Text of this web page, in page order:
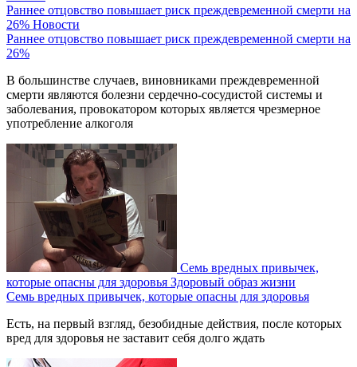
Раннее отцовство повышает риск преждевременной смерти на
26% Новости
Раннее отцовство повышает риск преждевременной смерти на
26%
В большинстве случаев, виновниками преждевременной
смерти являются болезни сердечно-сосудистой системы и
заболевания, провокатором которых является чрезмерное
употребление алкоголя
Семь вредных привычек,
которые опасны для здоровья Здоровый образ жизни
Семь вредных привычек, которые опасны для здоровья
Есть, на первый взгляд, безобидные действия, после которых
вред для здоровья не заставит себя долго ждать